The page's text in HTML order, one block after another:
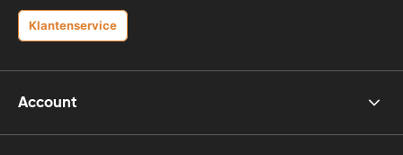
Klantenservice
Account